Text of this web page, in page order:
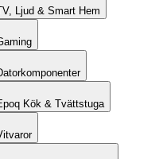
Ljud & Smart Hem
Kök & Tvättstuga